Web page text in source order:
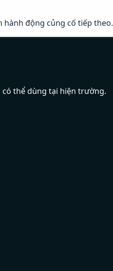
hành động củng cố tiếp theo.
thể dùng tại hiện trường.